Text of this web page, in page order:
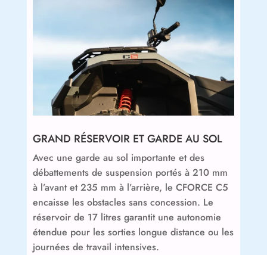
GRAND RÉSERVOIR ET GARDE AU SOL
Avec une garde au sol importante et des
débattements de suspension portés à 210 mm
à l’avant et 235 mm à l’arrière, le CFORCE C5
encaisse les obstacles sans concession. Le
réservoir de 17 litres garantit une autonomie
étendue pour les sorties longue distance ou les
journées de travail intensives.